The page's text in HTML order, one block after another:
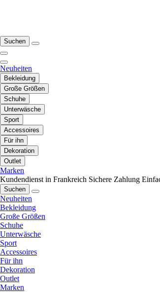
Suchen
Neuheiten
Bekleidung
Große Größen
Schuhe
Unterwäsche
Sport
Accessoires
Für ihn
Dekoration
Outlet
Marken
Kundendienst in Frankreich Sichere Zahlung
Suchen
Neuheiten
Bekleidung
Große Größen
Schuhe
Unterwäsche
Sport
Accessoires
Für ihn
Dekoration
Outlet
Marken